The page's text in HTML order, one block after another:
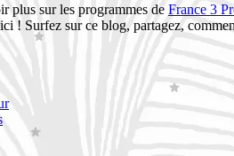
plus sur les programmes de France 3
! Surfez sur ce blog, partagez,